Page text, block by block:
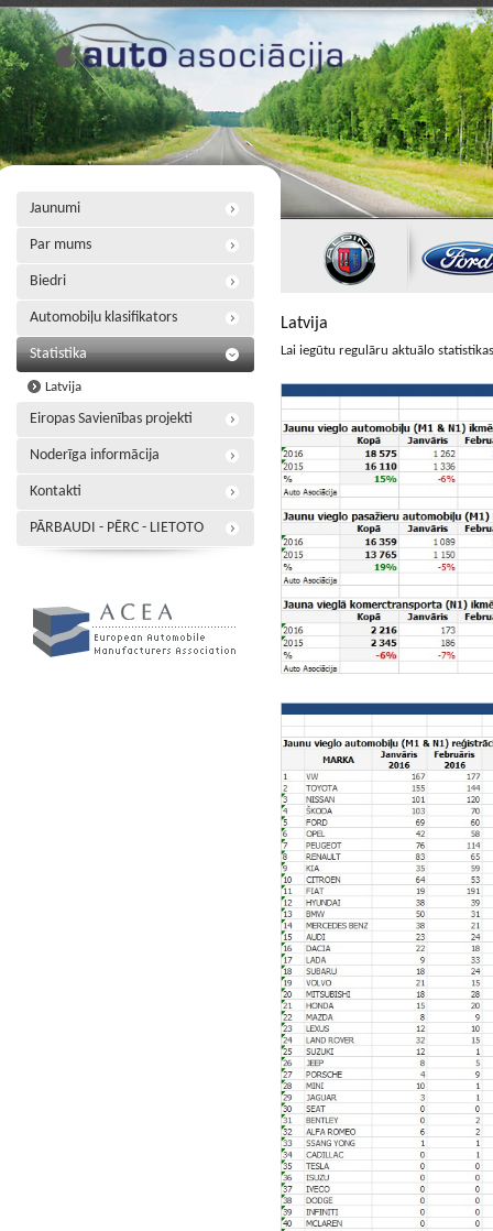
Jaunumi
Par mums
Biedri
Automobiļu klasifikators
Statistika
Latvija
Eiropas Savienības projekti
Noderīga informācija
Kontakti
PĀRBAUDI - PĒRC - LIETOTO
Latvija
Lai iegūtu regulāru aktuālo